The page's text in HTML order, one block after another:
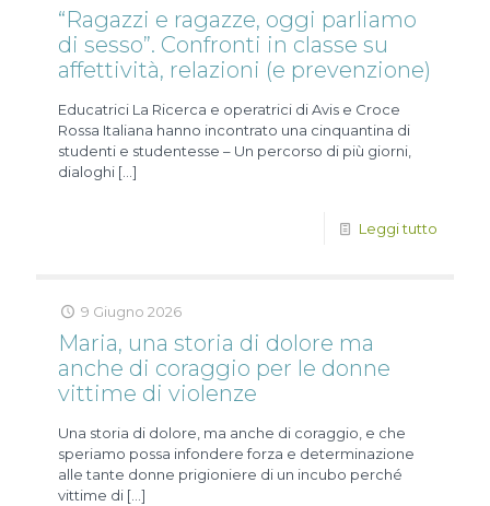
“Ragazzi e ragazze, oggi parliamo
di sesso”. Confronti in classe su
affettività, relazioni (e prevenzione)
Educatrici La Ricerca e operatrici di Avis e Croce
Rossa Italiana hanno incontrato una cinquantina di
studenti e studentesse – Un percorso di più giorni,
dialoghi […]
Leggi tutto
9 Giugno 2026
Maria, una storia di dolore ma
anche di coraggio per le donne
vittime di violenze
Una storia di dolore, ma anche di coraggio, e che
speriamo possa infondere forza e determinazione
alle tante donne prigioniere di un incubo perché
vittime di […]